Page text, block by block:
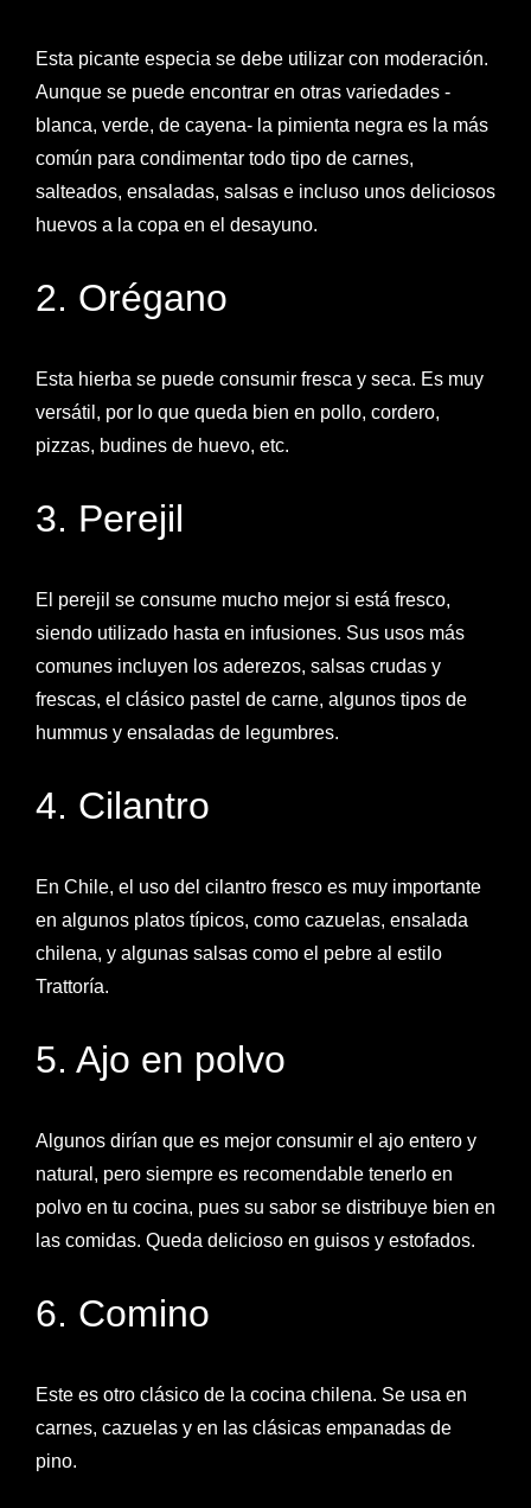
Esta picante especia se debe utilizar con moderación.
Aunque se puede encontrar en otras variedades -
blanca, verde, de cayena- la pimienta negra es la más
común para condimentar todo tipo de carnes,
salteados, ensaladas, salsas e incluso unos deliciosos
huevos a la copa en el desayuno.
2. Orégano
Esta hierba se puede consumir fresca y seca. Es muy
versátil, por lo que queda bien en pollo, cordero,
pizzas, budines de huevo, etc.
3. Perejil
El perejil se consume mucho mejor si está fresco,
siendo utilizado hasta en infusiones. Sus usos más
comunes incluyen los aderezos, salsas crudas y
frescas, el clásico pastel de carne, algunos tipos de
hummus y ensaladas de legumbres.
4. Cilantro
En Chile, el uso del cilantro fresco es muy importante
en algunos platos típicos, como cazuelas, ensalada
chilena, y algunas salsas como el pebre al estilo
Trattoría.
5. Ajo en polvo
Algunos dirían que es mejor consumir el ajo entero y
natural, pero siempre es recomendable tenerlo en
polvo en tu cocina, pues su sabor se distribuye bien en
las comidas. Queda delicioso en guisos y estofados.
6. Comino
Este es otro clásico de la cocina chilena. Se usa en
carnes, cazuelas y en las clásicas empanadas de
pino.